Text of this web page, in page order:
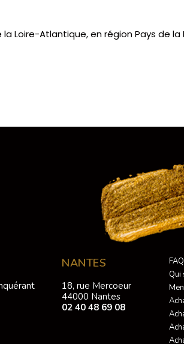
Loire-Atlantique, en région Pays de la
NANTES
18, rue Mercoeur
44000 Nantes
02 40 48 69 08
Qui